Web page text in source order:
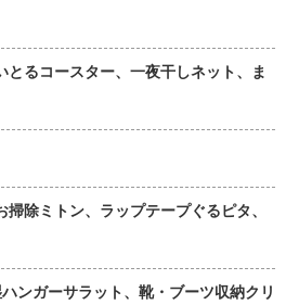
るコースター、一夜干しネット、ま
除ミトン、ラップテープぐるピタ、
ンガーサラット、靴・ブーツ収納クリ